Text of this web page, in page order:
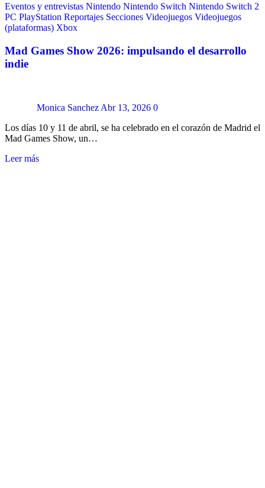
Eventos y entrevistas Nintendo Nintendo Switch Nintendo Switch 2
PC PlayStation Reportajes Secciones Videojuegos Videojuegos
(plataformas) Xbox
Mad Games Show 2026: impulsando el desarrollo
indie
Monica SanchezAbr 13, 2026 0
Los días 10 y 11 de abril, se ha celebrado en el corazón de Madrid el
Mad Games Show, un…
Leer más